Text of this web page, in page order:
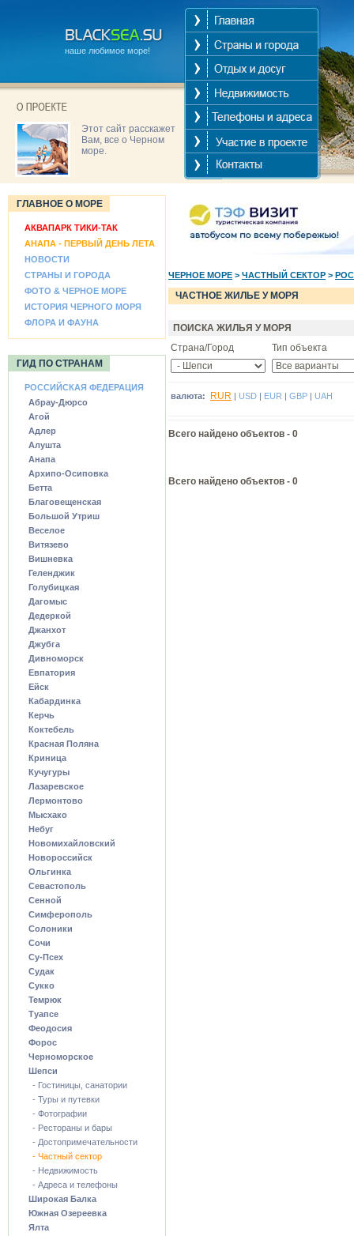
наше любимое море!
Этот сайт расскажет
Вам, все о Черном
море.
ГЛАВНОЕ О МОРЕ
АКВАПАРК ТИКИ-ТАК
АНАПА - ПЕРВЫЙ ДЕНЬ ЛЕТА
НОВОСТИ
СТРАНЫ И ГОРОДА
ФОТО & ЧЕРНОЕ МОРЕ
ИСТОРИЯ ЧЕРНОГО МОРЯ
ФЛОРА И ФАУНА
ГИД ПО СТРАНАМ
РОССИЙСКАЯ ФЕДЕРАЦИЯ
Абрау-Дюрсо
Агой
Адлер
Алушта
Анапа
Архипо-Осиповка
Бетта
Благовещенская
Большой Утриш
Веселое
Витязево
Вишневка
Геленджик
Голубицкая
Дагомыс
Дедеркой
Джанхот
Джубга
Дивноморск
Евпатория
Ейск
Кабардинка
Керчь
Коктебель
Красная Поляна
Криница
Кучугуры
Лазаревское
Лермонтово
Мысхако
Небуг
Новомихайловский
Новороссийск
Ольгинка
Севастополь
Сенной
Симферополь
Солоники
Сочи
Су-Псех
Судак
Сукко
Темрюк
Туапсе
Феодосия
Форос
Черноморское
Шепси
- Гостиницы, санатории
- Туры и путевки
- Фотографии
- Рестораны и бары
- Достопримечательности
- Частный сектор
- Недвижимость
- Адреса и телефоны
Широкая Балка
Южная Озереевка
Ялта
ЧЕРНОЕ МОРЕ > ЧАСТНЫЙ СЕКТОР >
ЧАСТНОЕ ЖИЛЬЕ У МОРЯ
ПОИСКА ЖИЛЬЯ У МОРЯ
Страна/Город
Тип объекта
валюта: RUR | USD | EUR | GBP | UAH
Всего найдено объектов - 0
Всего найдено объектов - 0